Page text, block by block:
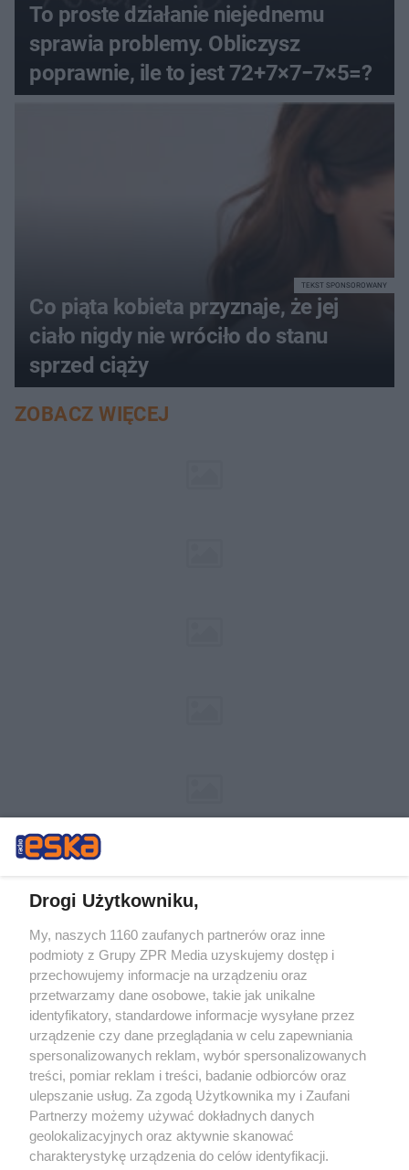
To proste działanie niejednemu
sprawia problemy. Obliczysz
poprawnie, ile to jest 72+7×7−7×5=?
Co piąta kobieta przyznaje, że jej
ciało nigdy nie wróciło do stanu
sprzed ciąży
TEKST SPONSOROWANY
ZOBACZ WIĘCEJ
Żaden utwór zamieszczony w serwisie nie może być powielany i
rozpowszechniany lub dalej rozpowszechniany w jakikolwiek sposób (w
tym także elektroniczny lub mechaniczny) na jakimkolwiek polu
eksploatacji w jakiejkolwiek formie, włącznie z umieszczaniem w
Internecie bez pisemnej zgody właściciela praw. Jakiekolwiek użycie lub
wykorzystanie utworów w całości lub w części z naruszeniem prawa,
tzn. bez właściwej zgody, jest zabronione pod groźbą kary i może być
ścigane prawnie.
Drogi Użytkowniku,
My, naszych 1160 zaufanych partnerów oraz inne
podmioty z Grupy ZPR Media uzyskujemy dostęp i
przechowujemy informacje na urządzeniu oraz
przetwarzamy dane osobowe, takie jak unikalne
identyfikatory, standardowe informacje wysyłane przez
urządzenie czy dane przeglądania w celu zapewniania
spersonalizowanych reklam, wybór spersonalizowanych
treści, pomiar reklam i treści, badanie odbiorców oraz
ulepszanie usług. Za zgodą Użytkownika my i Zaufani
Partnerzy możemy używać dokładnych danych
geolokalizacyjnych oraz aktywnie skanować
charakterystykę urządzenia do celów identyfikacji.